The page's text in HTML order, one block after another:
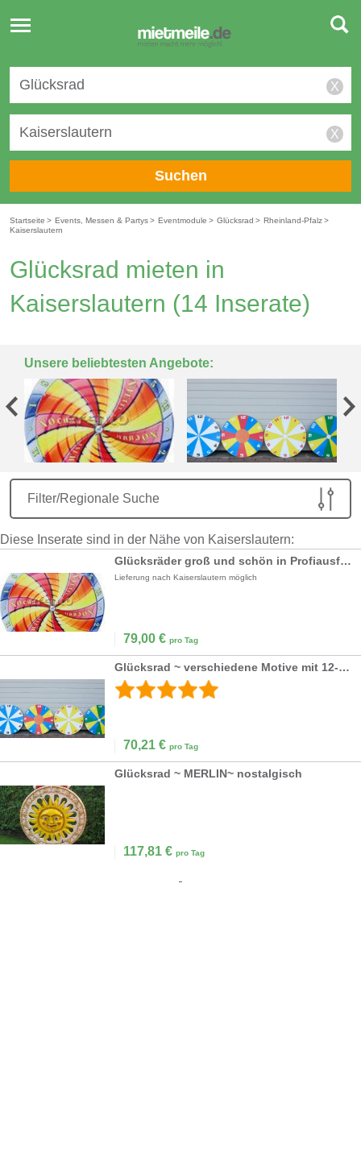
Toggle
navigation
X
X
Suchen
Startseite > Events, Messen & Partys> Eventmodule > Glücksrad > Rheinland-Pfalz>
Kaiserslautern
Glücksrad mieten in
Kaiserslautern (14 Inserate)
Unsere beliebtesten Angebote:
Filter/Regionale Suche
Diese Inserate sind in der Nähe von Kaiserslautern:
Glücksräder groß und schön in Profiausführung!
Lieferung nach Kaiserslautern möglich
79,00 € pro Tag
Glücksrad ~ verschiedene Motive mit 12-36 Feldern
70,21 € pro Tag
Glücksrad ~ MERLIN~ nostalgisch
117,81 € pro Tag